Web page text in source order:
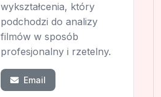
wykształcenia, który
podchodzi do analizy
filmów w sposób
profesjonalny i rzetelny.
Email